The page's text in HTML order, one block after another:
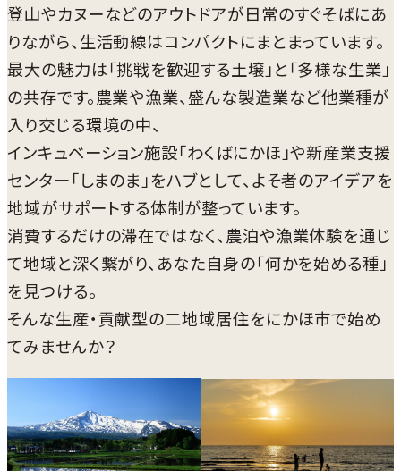
登山やカヌーなどのアウトドアが日常のすぐそばにあ
りながら、生活動線はコンパクトにまとまっています。
最大の魅力は「挑戦を歓迎する土壌」と「多様な生業」
の共存です。農業や漁業、盛んな製造業など他業種が
入り交じる環境の中、
インキュベーション施設「わくばにかほ」や新産業支援
センター「しまのま」をハブとして、よそ者のアイデアを
地域がサポートする体制が整っています。
消費するだけの滞在ではなく、農泊や漁業体験を通じ
て地域と深く繋がり、あなた自身の「何かを始める種」
を見つける。
そんな生産・貢献型の二地域居住をにかほ市で始め
てみませんか？